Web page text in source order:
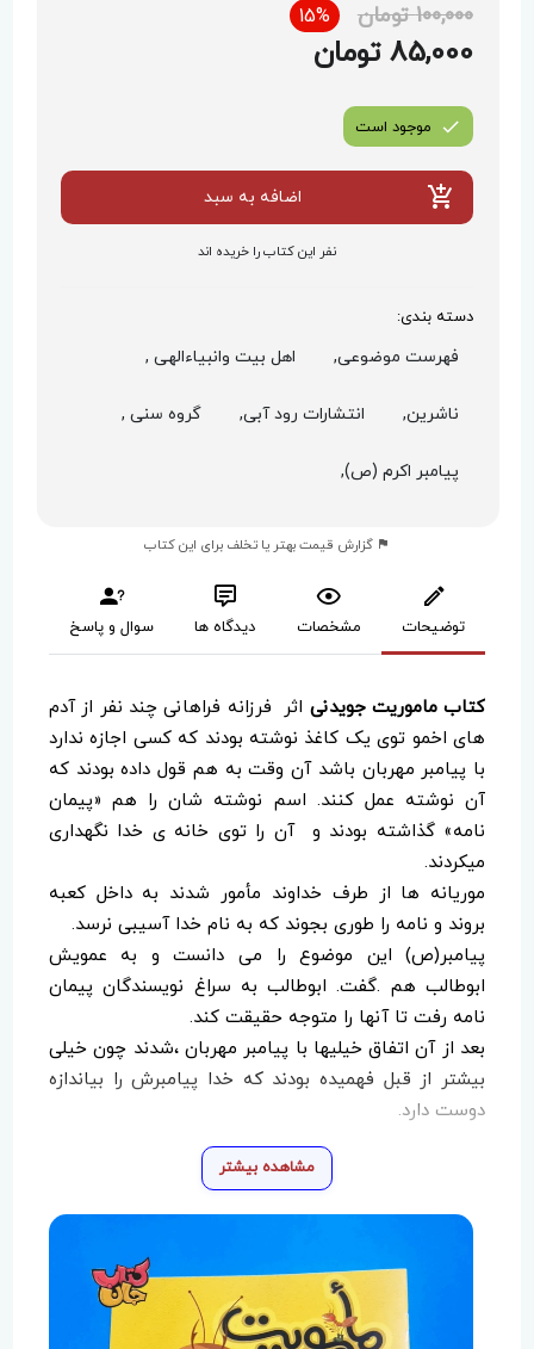
100,000 تومان 15%
85,000 تومان
موجود است
اضافه به سبد
نفر این کتاب را خریده اند
دسته بندی:
فهرست موضوعی, اهل بیت وانبیاءالهی ,
ناشرین, انتشارات رود آبی, گروه سنی ,
پیامبر اکرم (ص),
گزارش قیمت بهتر یا تخلف برای این کتاب
توضیحات مشخصات دیدگاه ها سوال و پاسخ
کتاب ماموریت جویدنی اثر فرزانه فراهانی چند نفر از آدم
های اخمو توی یک کاغذ نوشته بودند که کسی اجازه ندارد
با پیامبر مهربان باشد آن وقت به هم قول داده بودند که
آن نوشته عمل کنند. اسم نوشته شان را هم «پیمان
نامه» گذاشته بودند و آن را توی خانه ی خدا نگهداری
میکردند.
موریانه ها از طرف خداوند مأمور شدند به داخل کعبه
بروند و نامه را طوری بجوند که به نام خدا آسیبی نرسد.
پیامبر(ص) این موضوع را می دانست و به عمویش
ابوطالب هم .گفت. ابوطالب به سراغ نویسندگان پیمان
نامه رفت تا آنها را متوجه حقیقت کند.
بعد از آن اتفاق خیلیها با پیامبر مهربان ،شدند چون خیلی
بیشتر از قبل فهمیده بودند که خدا پیامبرش را بیاندازه
دوست دارد.
مشاهده بیشتر